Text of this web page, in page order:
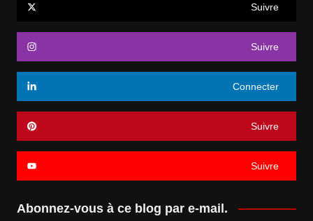
Suivre
Suivre
Connecter
Suivre
Suivre
Abonnez-vous à ce blog par e-mail.